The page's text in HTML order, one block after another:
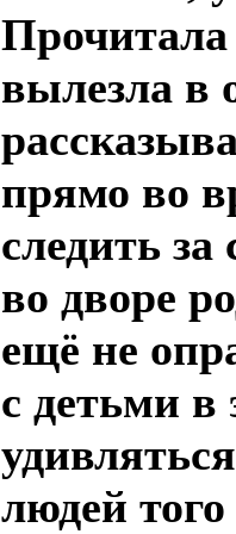
вылезла в
прямо во
следить
во дворе
ещё не
с детьми
людей